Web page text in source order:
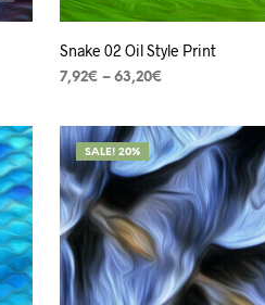
Snake 02 Oil Style Print
7,92€ – 63,20€
SALE! 20%